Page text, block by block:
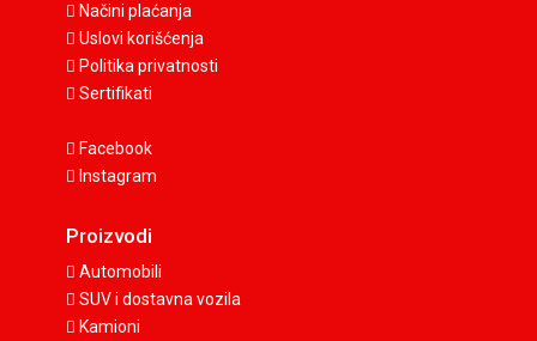
Načini plaćanja
Uslovi korišćenja
Politika privatnosti
Sertifikati
Facebook
Instagram
Proizvodi
Automobili
SUV i dostavna vozila
Kamioni